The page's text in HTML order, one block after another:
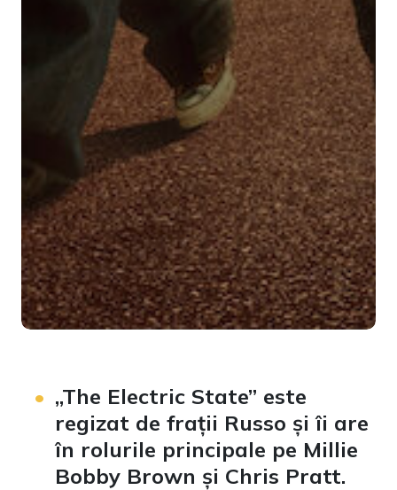
„The Electric State” este
regizat de frații Russo și îi are
în rolurile principale pe Millie
Bobby Brown și Chris Pratt.